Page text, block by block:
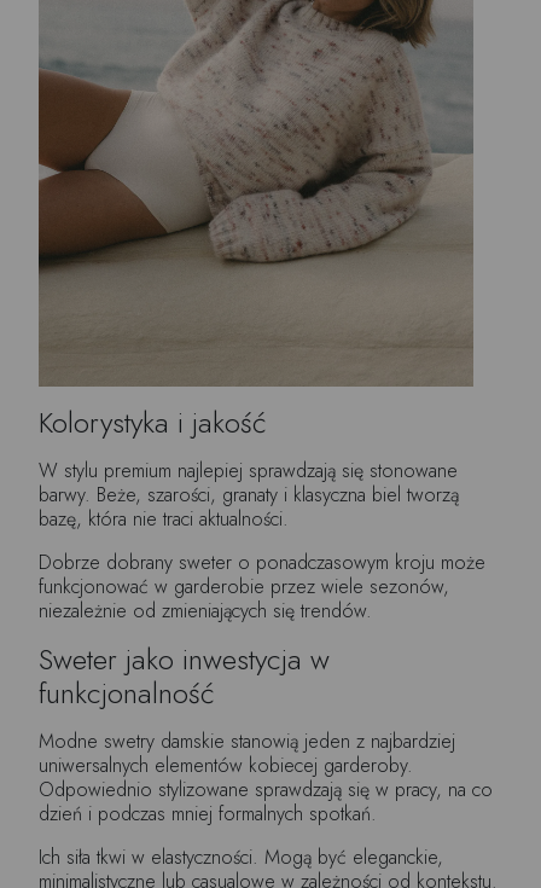
Kolorystyka i jakość
W stylu premium najlepiej sprawdzają się stonowane
barwy. Beże, szarości, granaty i klasyczna biel tworzą
bazę, która nie traci aktualności.
Dobrze dobrany sweter o ponadczasowym kroju może
funkcjonować w garderobie przez wiele sezonów,
niezależnie od zmieniających się trendów.
Sweter jako inwestycja w
funkcjonalność
Modne swetry damskie stanowią jeden z najbardziej
uniwersalnych elementów kobiecej garderoby.
Odpowiednio stylizowane sprawdzają się w pracy, na co
dzień i podczas mniej formalnych spotkań.
Ich siła tkwi w elastyczności. Mogą być eleganckie,
minimalistyczne lub casualowe w zależności od kontekstu.